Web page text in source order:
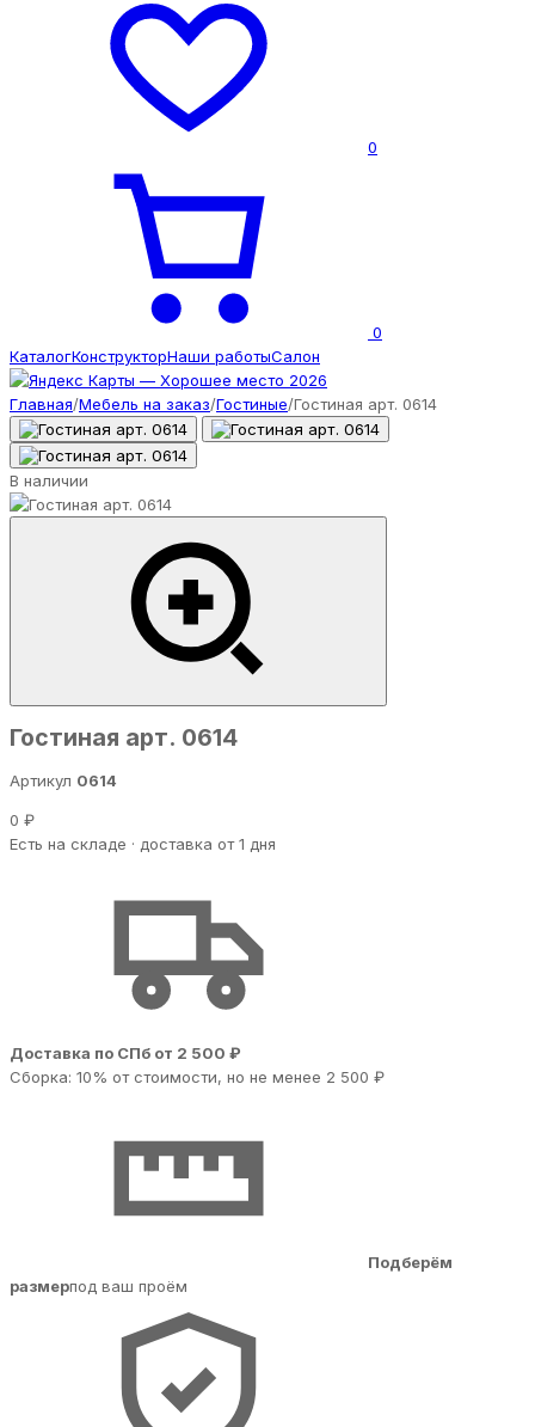
0
0
КаталогКонструкторНаши работыСалон
Главная/Мебель на заказ/Гостиные/Гостиная арт. 0614
В наличии
Гостиная арт. 0614
Артикул 0614
0 ₽
Есть на складе · доставка от 1 дня
Доставка по СПб от 2 500 ₽
Сборка: 10% от стоимости, но не менее 2 500 ₽
Подберём
размерпод ваш проём